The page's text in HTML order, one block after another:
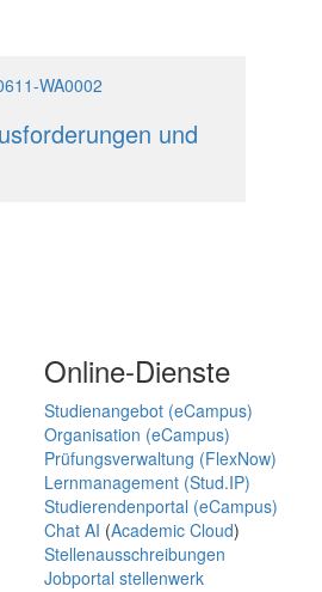
und
Online-Dienste
Studienangebot (eCampus)
Organisation (eCampus)
Prüfungsverwaltung (FlexNow)
Lernmanagement (Stud.IP)
Studierendenportal (eCampus)
Chat AI (Academic Cloud)
Stellenausschreibungen
Jobportal stellenwerk